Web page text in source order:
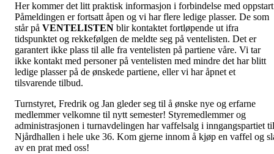
Her kommer det litt praktisk informasjon i forbindelse med
Påmeldingen er fortsatt åpen og vi har flere ledige plasser. De som
står på VENTELISTEN blir kontaktet fortløpende ut ifra
tidspunktet og rekkefølgen de meldte seg på ventelisten. Det er
garantert ikke plass til alle fra ventelisten på partiene våre. Vi tar
ikke kontakt med personer på ventelisten med mindre det har blitt
ledige plasser på de ønskede partiene, eller vi har åpnet et
tilsvarende tilbud.
Turnstyret, Fredrik og Jan gleder seg til å ønske nye og erfarne
medlemmer velkomne til nytt semester! Styremedlemmer og
administrasjonen i turnavdelingen har vaffelsalg i inngangspartiet til
Njårdhallen i hele uke 36. Kom gjerne innom å kjøp en vaffel og
av en prat med oss!